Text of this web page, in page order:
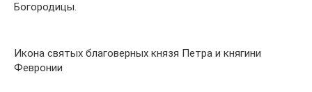
Богородицы.
Икона святых благоверных князя Петра и княгини
Февронии